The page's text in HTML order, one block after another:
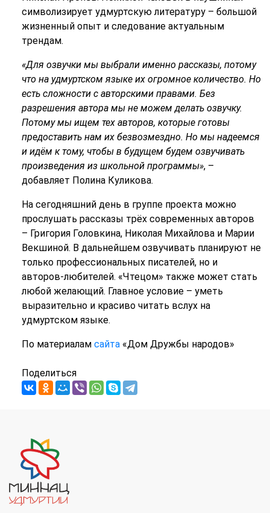
символизирует удмуртскую литературу – большой
жизненный опыт и следование актуальным
трендам.
«Для озвучки мы выбрали именно рассказы, потому
что на удмуртском языке их огромное количество. Но
есть сложности с авторскими правами. Без
разрешения автора мы не можем делать озвучку.
Потому мы ищем тех авторов, которые готовы
предоставить нам их безвозмездно. Но мы надеемся
и идём к тому, чтобы в будущем будем озвучивать
произведения из школьной программы», –
добавляет Полина Куликова.
На сегодняшний день в группе проекта можно
прослушать рассказы трёх современных авторов
– Григория Головкина, Николая Михайлова и Марии
Векшиной. В дальнейшем озвучивать планируют не
только профессиональных писателей, но и
авторов-любителей. «Чтецом» также может стать
любой желающий. Главное условие – уметь
выразительно и красиво читать вслух на
удмуртском языке.
По материалам сайта«Дом Дружбы народов»
Поделиться